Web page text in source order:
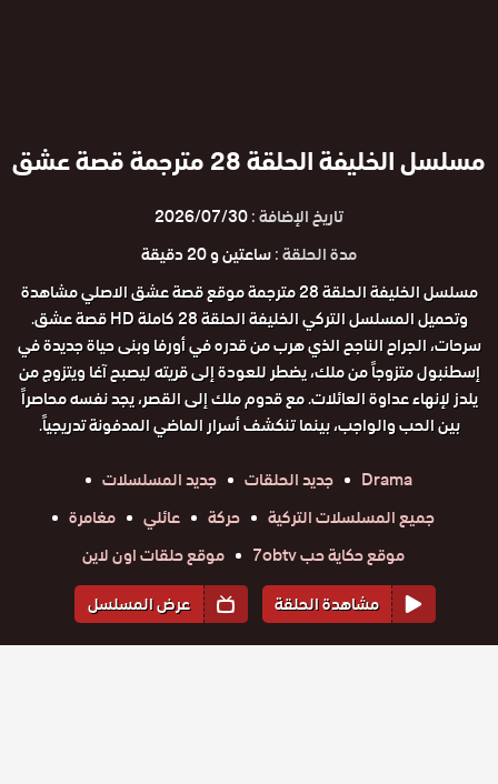
مسلسل الخليفة الحلقة 28 مترجمة قصة عشق
تاريخ الإضافة :2026/07/30
مدة الحلقة :ساعتين و 20 دقيقة
مسلسل الخليفة الحلقة 28 مترجمة موقع قصة عشق الاصلي مشاهدة
وتحميل المسلسل التركي الخليفة الحلقة 28 كاملة HD قصة عشق.
سرحات، الجراح الناجح الذي هرب من قدره في أورفا وبنى حياة جديدة في
إسطنبول متزوجاً من ملك، يضطر للعودة إلى قريته ليصبح آغا ويتزوج من
يلدز لإنهاء عداوة العائلات. مع قدوم ملك إلى القصر، يجد نفسه محاصراً
بين الحب والواجب، بينما تنكشف أسرار الماضي المدفونة تدريجياً.
Drama
جديد الحلقات
جديد المسلسلات
جميع المسلسلات التركية
حركة عائلي
مغامرة
موقع حكاية حب 7obtv
موقع حلقات اون لاين
مشاهدة الحلقة
عرض المسلسل